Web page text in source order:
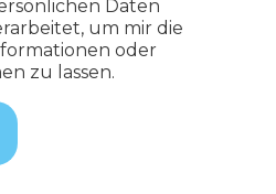
Daten
um mir die
oder
zu lassen.